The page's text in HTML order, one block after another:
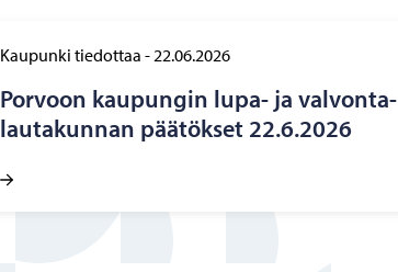
Kaupunki tiedottaa -22.06.2026
Por­voon kau­pun­gin lupa- ja val­von­ta­
lau­ta­kun­nan pää­tök­set 22.6.2026